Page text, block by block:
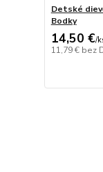
Detské
Bodky
14,50 €/
11,79 € bez